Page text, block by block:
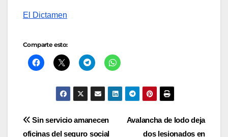
El Dictamen
Comparte esto:
Navegación
Avalancha de lodo deja
dos lesionados en
Sin servicio amanecen
oficinas del seguro social